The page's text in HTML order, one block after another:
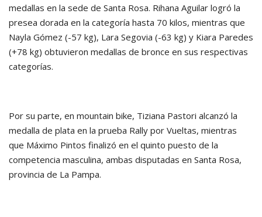
medallas en la sede de Santa Rosa. Rihana Aguilar logró la
presea dorada en la categoría hasta 70 kilos, mientras que
Nayla Gómez (-57 kg), Lara Segovia (-63 kg) y Kiara Paredes
(+78 kg) obtuvieron medallas de bronce en sus respectivas
categorías.
Por su parte, en mountain bike, Tiziana Pastori alcanzó la
medalla de plata en la prueba Rally por Vueltas, mientras
que Máximo Pintos finalizó en el quinto puesto de la
competencia masculina, ambas disputadas en Santa Rosa,
provincia de La Pampa.